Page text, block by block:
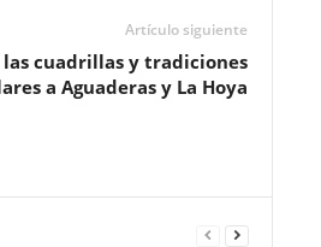
Artículo siguiente
cuadrillas y tradiciones
a Aguaderas y La Hoya